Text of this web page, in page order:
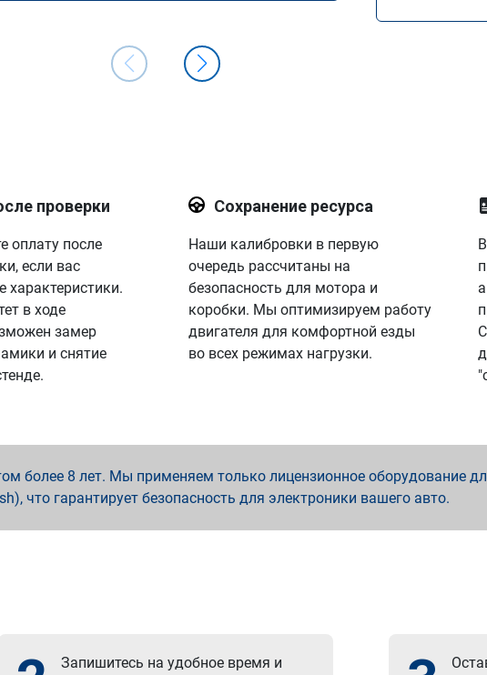
проверки
оплату после
если вас
характеристики.
в ходе
замер
и снятие
Сохранение ресурса
Наши калибровки в первую
очередь рассчитаны на
безопасность для мотора и
коробки. Мы оптимизируем работу
двигателя для комфортной езды
во всех режимах нагрузки.
более 8 лет. Мы применяем только лицензионное оборудование
что гарантирует безопасность для электроники вашего авто.
Запишитесь на удобное время и